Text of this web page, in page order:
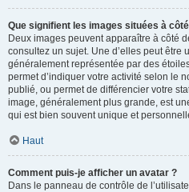
Que signifient les images situées à
Deux images peuvent apparaître à côté
consultez un sujet. Une d’elles peut être
généralement représentée par des
permet d’indiquer votre activité selon le
publié, ou permet de différencier votre
image, généralement plus grande, est
qui est bien souvent unique et
Haut
Comment puis-je afficher un avatar ?
Dans le panneau de contrôle de